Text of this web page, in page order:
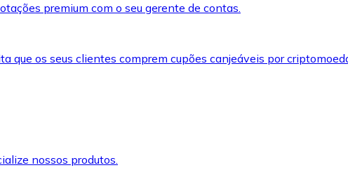
premium com o seu gerente de contas.
que os seus clientes comprem cupões canjeáveis por
nossos produtos.